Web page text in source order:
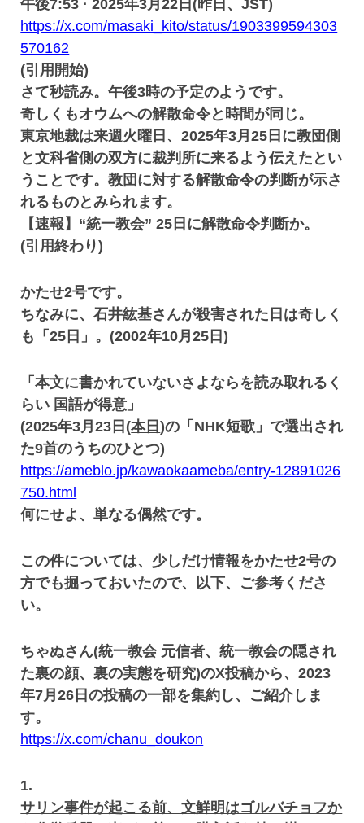
午後7:53 · 2025年3月22日(昨日、JST)
https://x.com/masaki_kito/status/1903399594303
570162
(引用開始)
さて秒読み。午後3時の予定のようです。
奇しくもオウムへの解散命令と時間が同じ。
東京地裁は来週火曜日、2025年3月25日に教団側
と文科省側の双方に裁判所に来るよう伝えたとい
うことです。教団に対する解散命令の判断が示さ
れるものとみられます。
【速報】“統一教会” 25日に解散命令判断か。
(引用終わり)
かたせ2号です。
ちなみに、石井紘基さんが殺害された日は奇しく
も「25日」。(2002年10月25日)
「本文に書かれていないさよならを読み取れるく
らい 国語が得意」
(2025年3月23日(本日)の「NHK短歌」で選出され
た9首のうちのひとつ)
https://ameblo.jp/kawaokaameba/entry-12891026
750.html
何にせよ、単なる偶然です。
この件については、少しだけ情報をかたせ2号の
方でも掘っておいたので、以下、ご参考くださ
い。
ちゃぬさん(統一教会 元信者、統一教会の隠され
た裏の顔、裏の実態を研究)のX投稿から、2023
年7月26日の投稿の一部を集約し、ご紹介しま
す。
https://x.com/chanu_doukon
1.
サリン事件が起こる前、文鮮明はゴルバチョフか